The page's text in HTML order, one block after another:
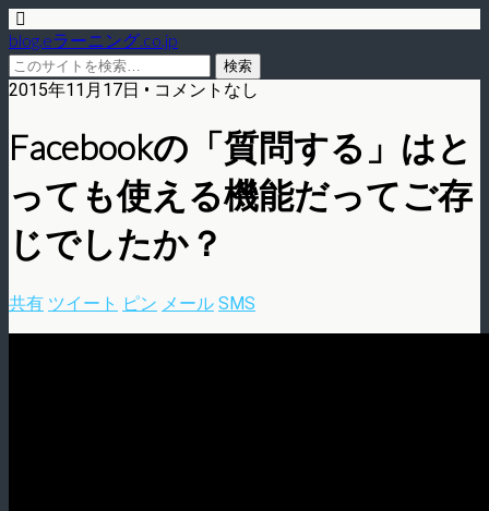
blog.eラーニング.co.jp
2015年11月17日 • コメントなし
Facebookの「質問する」はと
っても使える機能だってご存
じでしたか？
共有 ツイート ピン メール SMS